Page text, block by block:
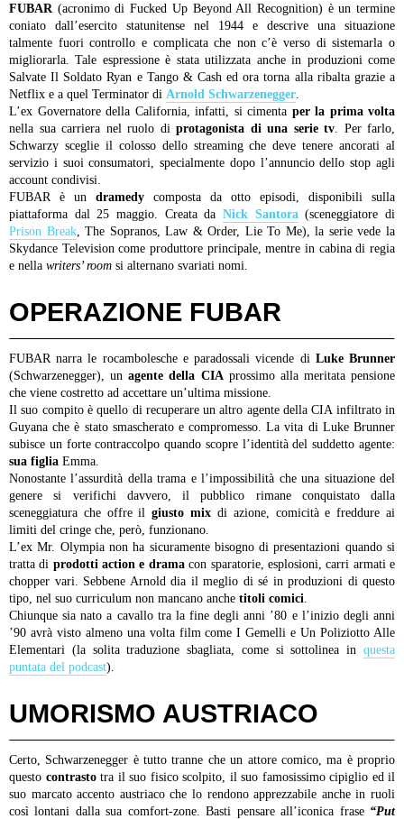
FUBAR (acronimo di Fucked Up Beyond All Recognition) è un termine
coniato dall’esercito statunitense nel 1944 e descrive una situazione
talmente fuori controllo e complicata che non c’è verso di sistemarla o
migliorarla. Tale espressione è stata utilizzata anche in produzioni come
Salvate Il Soldato Ryan e Tango & Cash ed ora torna alla ribalta grazie a
Netflix e a quel Terminator di Arnold Schwarzenegger
L’ex Governatore della California, infatti, si cimenta per la prima volta
nella sua carriera nel ruolo di protagonista di una serie tv . Per farlo,
Schwarzy sceglie il colosso dello streaming che deve tenere ancorati al
servizio i suoi consumatori, specialmente dopo l’annuncio dello stop agli
account condivisi.
FUBAR è un dramedy composta da otto episodi, disponibili sulla
piattaforma dal 25 maggio. Creata da Nick Santora(sceneggiatore di
Prison Break, The Sopranos, Law & Order, Lie To Me), la serie vede la
Skydance Television come produttore principale, mentre in cabina di regia
e nella writers’ room si alternano svariati nomi.
OPERAZIONE FUBAR
FUBAR narra le rocambolesche e paradossali vicende di Luke Brunner
(Schwarzenegger), unagente della CIA prossimo alla meritata pensione
che viene costretto ad accettare un’ultima missione.
Il suo compito è quello di recuperare un altro agente della CIA infiltrato in
Guyana che è stato smascherato e compromesso. La vita di Luke Brunner
subisce un forte contraccolpo quando scopre l’identità del suddetto agente:
sua figlia Emma.
Nonostante l’assurdità della trama e l’impossibilità che una situazione del
genere si verifichi davvero, il pubblico rimane conquistato dalla
sceneggiatura che offre ilgiusto mix di azione, comicità e freddure ai
limiti del cringe che, però, funzionano.
L’ex Mr. Olympia non ha sicuramente bisogno di presentazioni quando si
tratta di prodotti action e dramacon sparatorie, esplosioni, carri armati e
chopper vari. Sebbene Arnold dia il meglio di sé in produzioni di questo
tipo, nel suo curriculum non mancano anche titoli comici
Chiunque sia nato a cavallo tra la fine degli anni ’80 e l’inizio degli anni
’90 avrà visto almeno una volta film come I Gemelli e Un Poliziotto Alle
Elementari (la solita traduzione sbagliata, come si sottolinea in questa
puntata del podcast).
UMORISMO AUSTRIACO
Certo, Schwarzenegger è tutto tranne che un attore comico, ma è proprio
questo contrastotra il suo fisico scolpito, il suo famosissimo cipiglio ed il
suo marcato accento austriaco che lo rendono apprezzabile anche in ruoli
così lontani dalla sua comfort-zone. Basti pensare all’iconica frase“Put